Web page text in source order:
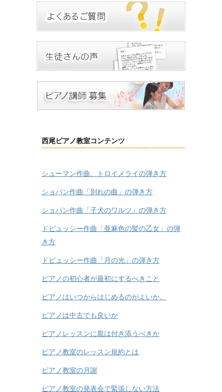
西尾ピアノ教室コンテンツ
シューマン作曲、トロイメライの弾き方
ショパン作曲「別れの曲」の弾き方
ショパン作曲「子犬のワルツ」の弾き方
ドビュッシー作曲「亜麻色の髪の乙女」の弾
き方
ドビュッシー作曲「月の光」の弾き方
ピアノの初心者が最初にするべきこと
ピアノはいつからはじめるのがよいか。
ピアノは中古でも良いか
ピアノレッスンに親は付き添うべきか
ピアノ教室のレッスン規約とは
ピアノ教室の月謝
ピアノ教室の発表会で緊張しない方法